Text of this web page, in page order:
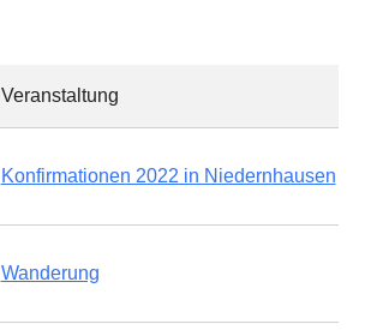
Veranstaltung
Konfirmationen 2022 in Niedernhausen
Wanderung